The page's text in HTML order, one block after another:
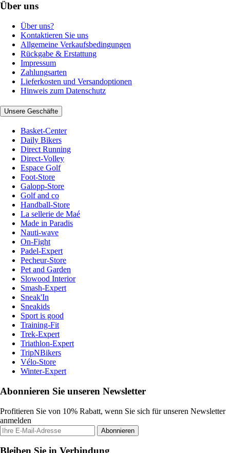
Über uns
Über uns?
Kontaktieren Sie uns
Allgemeine Verkaufsbedingungen
Rückgabe & Erstattung
Impressum
Zahlungsarten
Lieferkosten und Versandoptionen
Hinweis zum Datenschutz
Unsere Geschäfte
Basket-Center
Daily Bikers
Direct Running
Direct-Volley
Espace Golf
Foot-Store
Galopp-Store
Golf and co
Handball-Store
La sellerie de Maé
Made in Paradis
Nauti-wave
On-Fight
Padel-Expert
Pecheur-Store
Pet and Garden
Slowood Interior
Smash-Expert
Sneak'In
Sneakids
Sport is good
Training-Fit
Trek-Expert
Triathlon-Expert
TripNBikers
Vélo-Store
Winter-Expert
Abonnieren Sie unseren Newsletter
Profitieren Sie von 10% Rabatt, wenn Sie sich für unseren Newsletter
anmelden
Abonnieren